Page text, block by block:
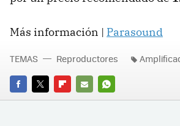
Más información | Parasound
FACEBOOK
TWITTERFLIPBOARD
E-
WHATSAPP
TEMAS Reproductores